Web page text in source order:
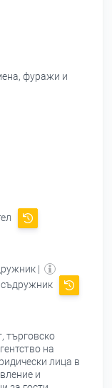
фуражи и
|
съдружник
търговско
на
лица в
и